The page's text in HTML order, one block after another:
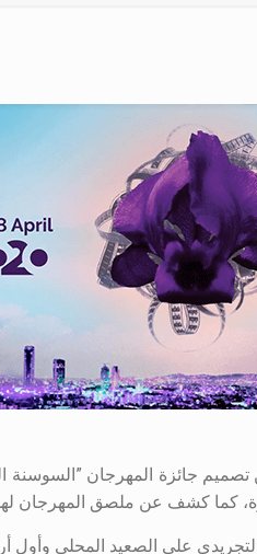
-أول فيلم عن تصميم جائزة المهرجان
على الصعيد المحلي وأول